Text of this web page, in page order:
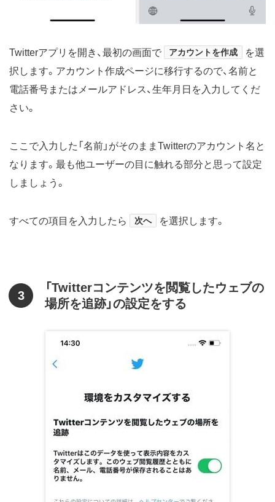
Twitterアプリを開き、最初の画面で アカウントを作成
を選
択します。アカウント作成ページに移行するので、名前と
電話番号またはメールアドレス、生年月日を入力してくだ
さい。
ここで入力した「名前」がそのままTwitterのアカウント名と
なります。最も他ユーザーの目に触れる部分と思って設定
しましょう。
すべての項目を入力したら 次へ を選択します。
3
「Twitterコンテンツを閲覧したウェブの
場所を追跡」の設定をする